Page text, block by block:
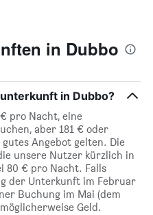
in Dubbo
in Dubbo?
pro Nacht, eine
aber 181 € oder
Angebot gelten. Die
unsere Nutzer kürzlich in
80 € pro Nacht. Falls
der Unterkunft im Februar
Buchung im Mai (dem
Geld.